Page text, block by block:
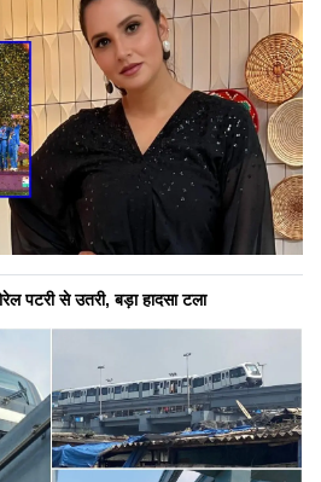
पटरी से उतरी, बड़ा हादसा टला